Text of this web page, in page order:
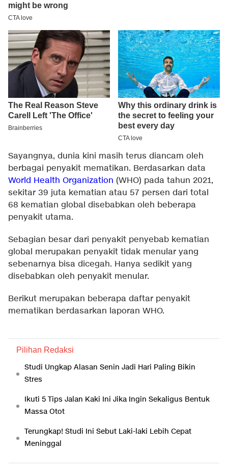
Sayangnya, dunia kini masih terus diancam oleh
berbagai penyakit mematikan. Berdasarkan data
World Health Organization (WHO) pada tahun 2021,
sekitar 39 juta kematian atau 57 persen dari total
68 kematian global disebabkan oleh beberapa
penyakit utama.
Sebagian besar dari penyakit penyebab kematian
global merupakan penyakit tidak menular yang
sebenarnya bisa dicegah. Hanya sedikit yang
disebabkan oleh penyakit menular.
Berikut merupakan beberapa daftar penyakit
mematikan berdasarkan laporan WHO.
Pilihan Redaksi
Studi Ungkap Alasan Senin Jadi Hari Paling Bikin
Stres
Ikuti 5 Tips Jalan Kaki Ini Jika Ingin Sekaligus Bentuk
Massa Otot
Terungkap! Studi Ini Sebut Laki-laki Lebih Cepat
Meninggal